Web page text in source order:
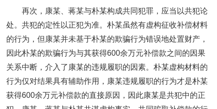
再次，康某、蒋某与朴某构成共同犯罪，应当以共犯论
处。共犯的定性以正犯为准。朴某虽然有虚构征收补偿材料
的行为，但康某并未基于朴某的欺骗行为错误地处置财产，
因此朴某的欺骗行为与其获得600余万元补偿款之间的因果
关系中断，介入了康某的违规履职的因素。朴某虚构材料的
行为仅对结果具有辅助作用，康某违规履职的行为才是朴某
获得600余万元补偿款的直接原因，因此康某是共犯中的正